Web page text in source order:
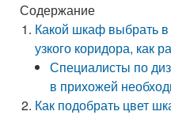
Содержание
Какой шкаф выбрать
узкого коридора, как
Специалисты по
в прихожей
Как подобрать цвет